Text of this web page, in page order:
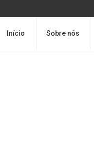
Início Sobre nós